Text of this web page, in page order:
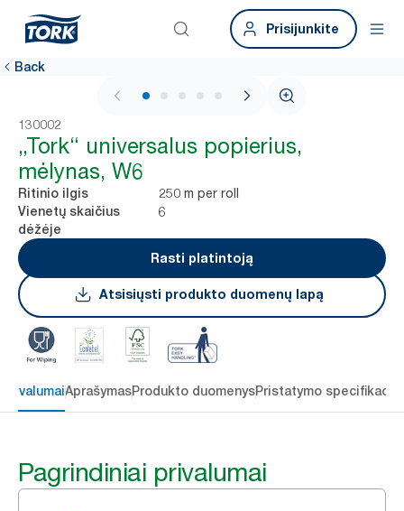
Prisijunkite
Back
1 / 6
130002
„Tork“ universalus popierius,
mėlynas, W6
Ritinio ilgis 250 m per roll
Vienetų skaičius
dėžėje
6
Rasti platintoją
Atsisiųsti produkto duomenų lapą
AprašymasProdukto duomenysPristatymo
Pagrindiniai privalumai